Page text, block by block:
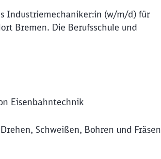
Industriemechaniker:in (w/m/d) für
Bremen. Die Berufsschule und
Eisenbahntechnik
Schweißen, Bohren und Fräsen